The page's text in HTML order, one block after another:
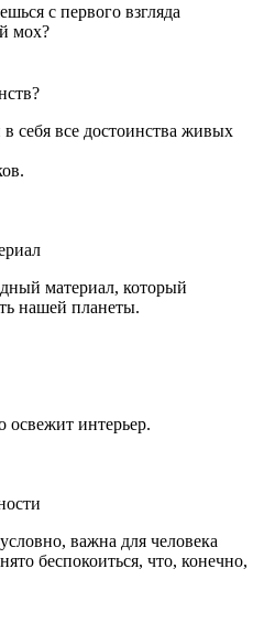
с первого взгляда
мох?
себя все достоинства живых
материал, который
нашей планеты.
освежит интерьер.
важна для человека
беспокоиться, что, конечно,